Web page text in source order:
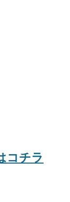
コチラ